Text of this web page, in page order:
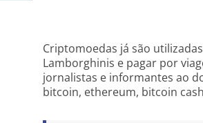
Criptomoedas já são
Lamborghinis e pagar por
jornalistas e informantes ao
bitcoin, ethereum, bitcoin